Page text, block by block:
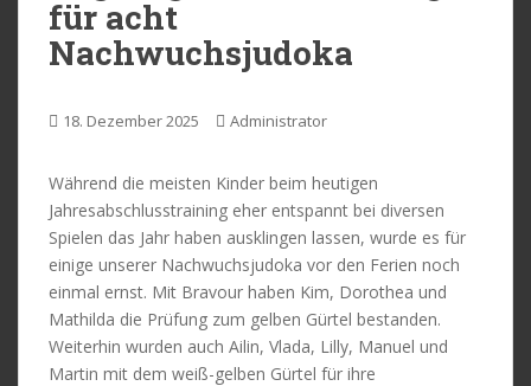
für acht
Nachwuchsjudoka
18. Dezember 2025 Administrator
Während die meisten Kinder beim heutigen
Jahresabschlusstraining eher entspannt bei diversen
Spielen das Jahr haben ausklingen lassen, wurde es für
einige unserer Nachwuchsjudoka vor den Ferien noch
einmal ernst. Mit Bravour haben Kim, Dorothea und
Mathilda die Prüfung zum gelben Gürtel bestanden.
Weiterhin wurden auch Ailin, Vlada, Lilly, Manuel und
Martin mit dem weiß-gelben Gürtel für ihre